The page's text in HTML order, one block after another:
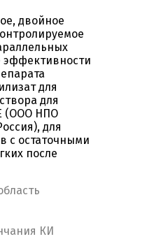
двойное
эффективности
для
для
(ООО НПО
для
с остаточными
после
КИ